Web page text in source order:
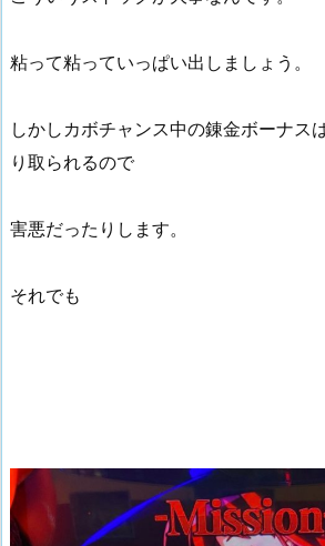
粘って粘っていっぱい出しましょう。
しかしカボチャンス中の錬金ボーナス
り取られるので
害悪だったりします。
それでも